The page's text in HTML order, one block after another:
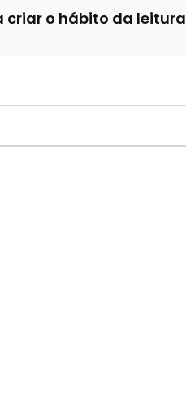
criar o hábito da leitura